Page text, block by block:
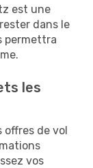
est une
dans le
permettra
les
offres de vol
vos